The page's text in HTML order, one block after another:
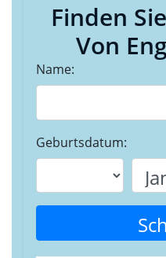
Finden
Von
Name:
Geburtsdatum: